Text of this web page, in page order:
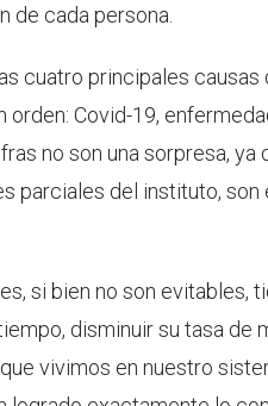
de cada persona.
cuatro principales causas
Covid-19,
no son una sorpresa, ya
parciales del instituto, son
si bien no son evitables,
disminuir su tasa de
vivimos en nuestro